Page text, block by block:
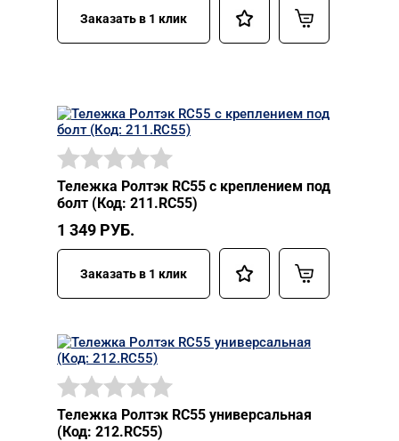
Заказать в 1 клик
Тележка Ролтэк RC55 с креплением под
болт (Код: 211.RC55)
1 349 РУБ.
Заказать в 1 клик
Тележка Ролтэк RC55 универсальная
(Код: 212.RC55)